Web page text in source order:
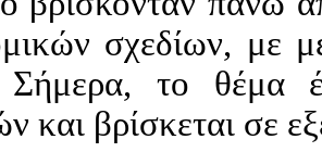
σχεδίων, με
Σήμερα, το θέμα
και βρίσκεται σε